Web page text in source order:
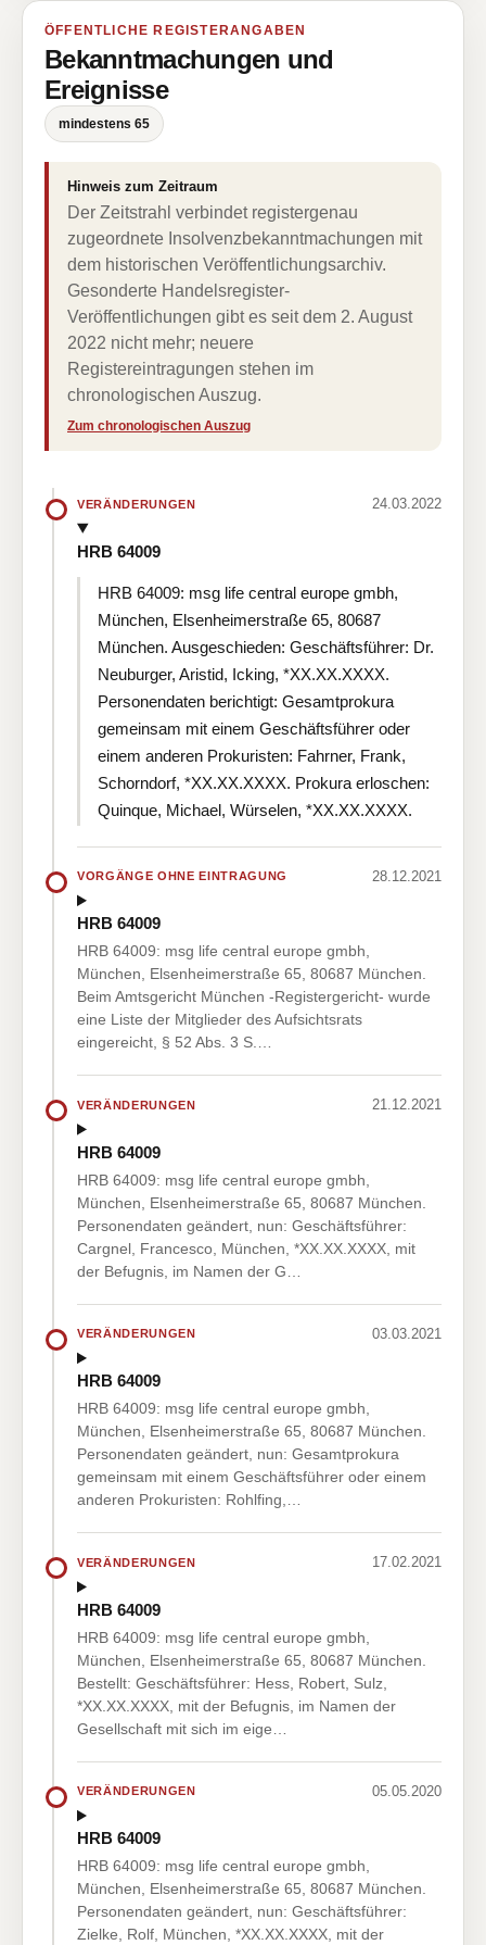
ÖFFENTLICHE REGISTERANGABEN
Bekanntmachungen und
Ereignisse
mindestens 65
Hinweis zum Zeitraum
Der Zeitstrahl verbindet registergenau
zugeordnete Insolvenzbekanntmachungen mit
dem historischen Veröffentlichungsarchiv.
Gesonderte Handelsregister-
Veröffentlichungen gibt es seit dem 2. August
2022 nicht mehr; neuere
Registereintragungen stehen im
chronologischen Auszug.
Zum chronologischen Auszug
VERÄNDERUNGEN 24.03.2022
HRB 64009
HRB 64009: msg life central europe gmbh,
München, Elsenheimerstraße 65, 80687
München. Ausgeschieden: Geschäftsführer: Dr.
Neuburger, Aristid, Icking, *XX.XX.XXXX.
Personendaten berichtigt: Gesamtprokura
gemeinsam mit einem Geschäftsführer oder
einem anderen Prokuristen: Fahrner, Frank,
Schorndorf, *XX.XX.XXXX. Prokura erloschen:
Quinque, Michael, Würselen, *XX.XX.XXXX.
VORGÄNGE OHNE EINTRAGUNG 28.12.2021
HRB 64009
HRB 64009: msg life central europe gmbh,
München, Elsenheimerstraße 65, 80687 München.
Beim Amtsgericht München -Registergericht- wurde
eine Liste der Mitglieder des Aufsichtsrats
eingereicht, § 52 Abs. 3 S.…
VERÄNDERUNGEN 21.12.2021
HRB 64009
HRB 64009: msg life central europe gmbh,
München, Elsenheimerstraße 65, 80687 München.
Personendaten geändert, nun: Geschäftsführer:
Cargnel, Francesco, München, *XX.XX.XXXX, mit
der Befugnis, im Namen der G…
VERÄNDERUNGEN 03.03.2021
HRB 64009
HRB 64009: msg life central europe gmbh,
München, Elsenheimerstraße 65, 80687 München.
Personendaten geändert, nun: Gesamtprokura
gemeinsam mit einem Geschäftsführer oder einem
anderen Prokuristen: Rohlfing,…
VERÄNDERUNGEN 17.02.2021
HRB 64009
HRB 64009: msg life central europe gmbh,
München, Elsenheimerstraße 65, 80687 München.
Bestellt: Geschäftsführer: Hess, Robert, Sulz,
*XX.XX.XXXX, mit der Befugnis, im Namen der
Gesellschaft mit sich im eige…
VERÄNDERUNGEN 05.05.2020
HRB 64009
HRB 64009: msg life central europe gmbh,
München, Elsenheimerstraße 65, 80687 München.
Personendaten geändert, nun: Geschäftsführer:
Zielke, Rolf, München, *XX.XX.XXXX, mit der